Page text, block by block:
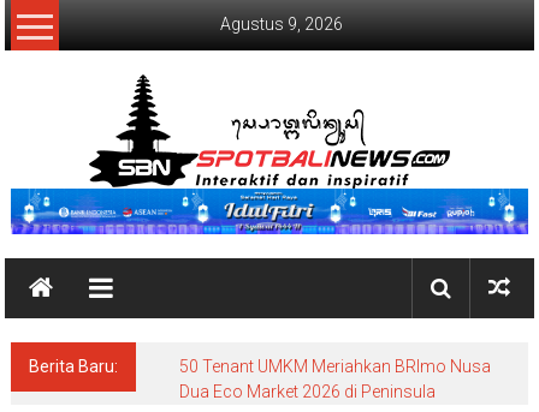
Lompat
ke
Agustus 9, 2026
SpotBaliNews
Berita Baru:
50 Tenant UMKM Meriahkan BRImo Nusa
Dua Eco Market 2026 di Peninsula